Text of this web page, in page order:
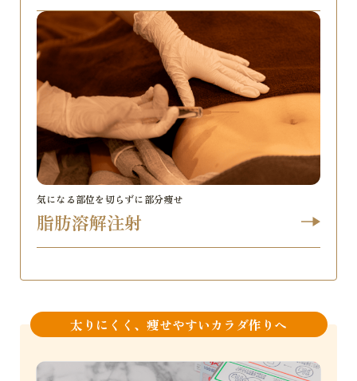
気になる部位を切らずに部分痩せ
脂肪溶解注射
太りにくく、痩せやすいカラダ作りへ